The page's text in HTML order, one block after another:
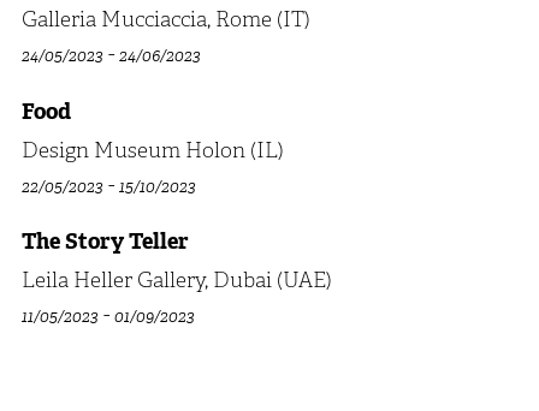
Galleria Mucciaccia, Rome (IT)
24/05/2023 -24/06/2023
Food
Design Museum Holon (IL)
22/05/2023 -15/10/2023
The Story Teller
Leila Heller Gallery, Dubai (UAE)
11/05/2023 -01/09/2023